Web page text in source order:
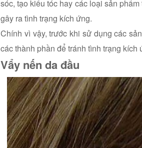
sóc, tạo kiểu tóc hay các loại sản
gây ra tình trạng kích ứng.
Chính vì vậy, trước khi sử dụng các
các thành phần để tránh tình trạng kích
Vẩy nến da đầu